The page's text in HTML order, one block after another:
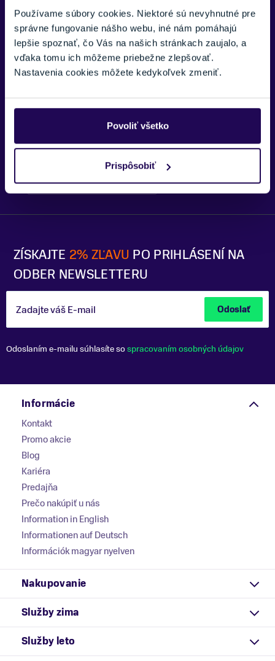
Používame súbory cookies. Niektoré sú nevyhnutné pre
správne fungovanie nášho webu, iné nám pomáhajú
lepšie spoznať, čo Vás na našich stránkach zaujalo, a
vďaka tomu ich môžeme priebežne zlepšovať.
Nastavenia cookies môžete kedykoľvek zmeniť.
Povoliť všetko
Prispôsobiť
ZÍSKAJTE 2% ZĽAVU PO PRIHLÁSENÍ NA
ODBER NEWSLETTERU
Zadajte váš E-mail Odoslať
Odoslaním e-mailu súhlasíte sospracovaním osobných údajov
Bratislava - OC Tehelko
Trek Flagship Store Bratislava
Kubínska hoľa
Informácie
Kontakt
Promo akcie
Blog
Kariéra
Predajňa
Prečo nakúpiť u nás
Information in English
Informationen auf Deutsch
Információk magyar nyelven
Nakupovanie
Služby zima
Služby leto